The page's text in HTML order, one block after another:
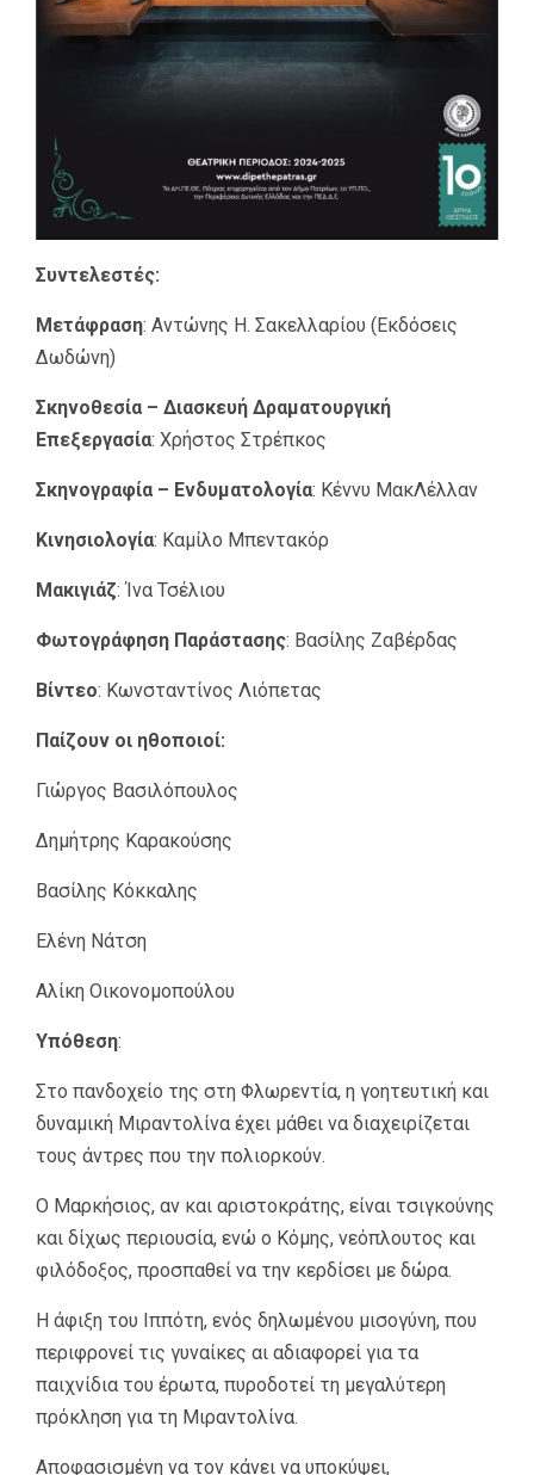
Συντελεστές:
Μετάφραση: Αντώνης Η. Σακελλαρίου (Εκδόσεις
Δωδώνη)
Σκηνοθεσία – Διασκευή Δραματουργική
Επεξεργασία: Χρήστος Στρέπκος
Σκηνογραφία – Ενδυματολογία: Κέννυ ΜακΛέλλαν
Κινησιολογία: Καμίλο Μπεντακόρ
Μακιγιάζ: Ίνα Τσέλιου
Φωτογράφηση Παράστασης: Βασίλης Ζαβέρδας
Βίντεο: Κωνσταντίνος Λιόπετας
Παίζουν οι ηθοποιοί:
Γιώργος Βασιλόπουλος
Δημήτρης Καρακούσης
Βασίλης Κόκκαλης
Ελένη Νάτση
Αλίκη Οικονομοπούλου
Υπόθεση:
Στο πανδοχείο της στη Φλωρεντία, η γοητευτική και
δυναμική Μιραντολίνα έχει μάθει να διαχειρίζεται
τους άντρες που την πολιορκούν.
Ο Μαρκήσιος, αν και αριστοκράτης, είναι τσιγκούνης
και δίχως περιουσία, ενώ ο Κόμης, νεόπλουτος και
φιλόδοξος, προσπαθεί να την κερδίσει με δώρα.
Η άφιξη του Ιππότη, ενός δηλωμένου μισογύνη, που
περιφρονεί τις γυναίκες αι αδιαφορεί για τα
παιχνίδια του έρωτα, πυροδοτεί τη μεγαλύτερη
πρόκληση για τη Μιραντολίνα.
Αποφασισμένη να τον κάνει να υποκύψει,